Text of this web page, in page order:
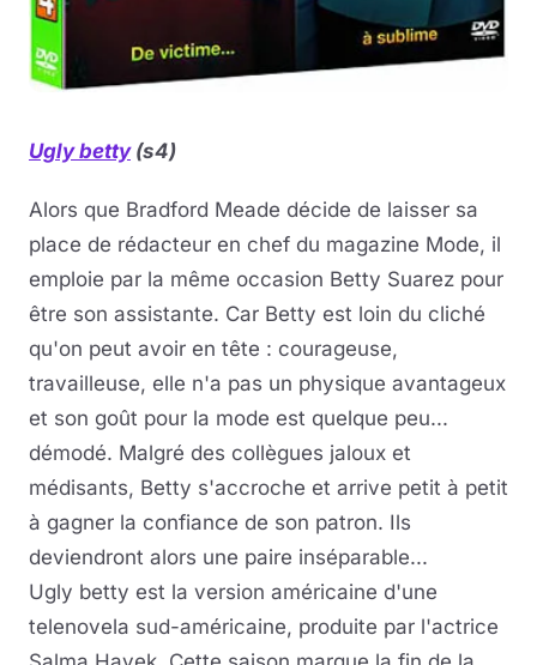
Ugly betty(s4)
Alors que Bradford Meade décide de laisser sa
place de rédacteur en chef du magazine Mode, il
emploie par la même occasion Betty Suarez pour
être son assistante. Car Betty est loin du cliché
qu'on peut avoir en tête : courageuse,
travailleuse, elle n'a pas un physique avantageux
et son goût pour la mode est quelque peu...
démodé. Malgré des collègues jaloux et
médisants, Betty s'accroche et arrive petit à petit
à gagner la confiance de son patron. Ils
deviendront alors une paire inséparable...
Ugly betty est la version américaine d'une
telenovela sud-américaine, produite par l'actrice